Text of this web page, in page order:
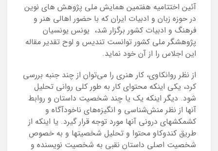
آئین اختتامیه هفتمین همایش ملی پژوهش های نوین
در حوزه زبان و ادبیات ایران که با حضور اهالی هنر و
فرهنگ و ادبیات کشور برگزار شد، یونس یونسیان
پژوهشگر ملی کشور توانست تندیس و لوح تقدیر مقاله
این اجلاس را از آن خود نماید.
از نظر روانکاوی، کار هنری را می‌توان از چند جنبه بررسی
کرد، یکی اینکه محتوای کار به طور کلی روانی تحلیل
شود. دیگر اینکه یک یا چند شخصیت داستان و روابط
آنها از نظر منش‌شناسی و انگیزه‌های ناخودآگاه و
کشمکشهای درونی آ‎نها مورد توجه قرار گیرد. یا اینکه از
طریق کندوکاو محتوا و تحلیل شخصیتها و به خصوص
شخصیت اصلی داستان نقبی به شخصیت نویسنده و